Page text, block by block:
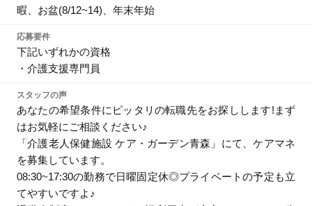
暇、お盆(8/12~14)、年末年始
応募要件
下記いずれかの資格
・介護支援専門員
スタッフの声
あなたの希望条件にピッタリの転職先をお探しします!まず
はお気軽にご相談ください♪
「介護老人保健施設 ケア・ガーデン青森」にて、ケアマネ
を募集しています。
08:30~17:30の勤務で日曜固定休◎プライベートの予定も立
てやすいですよ♪